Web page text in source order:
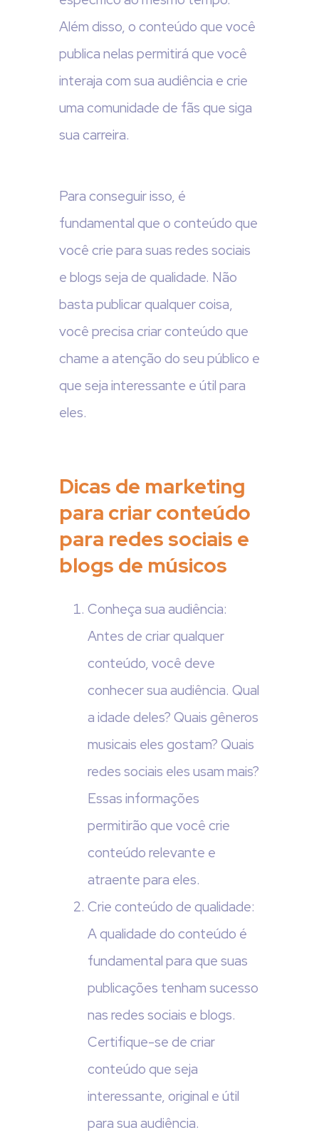
Além disso, o conteúdo que você
publica nelas permitirá que você
interaja com sua audiência e crie
uma comunidade de fãs que siga
sua carreira.
Para conseguir isso, é
fundamental que o conteúdo que
você crie para suas redes sociais
e blogs seja de qualidade. Não
basta publicar qualquer coisa,
você precisa criar conteúdo que
chame a atenção do seu público e
que seja interessante e útil para
eles.
Dicas de marketing
para criar conteúdo
para redes sociais e
blogs de músicos
Conheça sua audiência:
Antes de criar qualquer
conteúdo, você deve
conhecer sua audiência. Qual
a idade deles? Quais gêneros
musicais eles gostam? Quais
redes sociais eles usam mais?
Essas informações
permitirão que você crie
conteúdo relevante e
atraente para eles.
Crie conteúdo de qualidade:
A qualidade do conteúdo é
fundamental para que suas
publicações tenham sucesso
nas redes sociais e blogs.
Certifique-se de criar
conteúdo que seja
interessante, original e útil
para sua audiência.